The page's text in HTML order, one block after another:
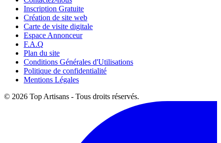
Inscription Gratuite
Création de site web
Carte de visite digitale
Espace Annonceur
F.A.Q
Plan du site
Conditions Générales d'Utilisations
Politique de confidentialité
Mentions Légales
© 2026 Top Artisans - Tous droits réservés.